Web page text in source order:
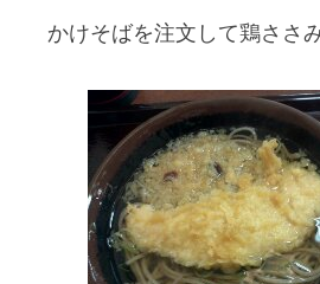
かけそばを注文して鶏ささ